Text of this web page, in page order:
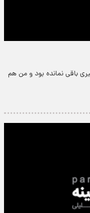
باقی نمانده بود و من هم